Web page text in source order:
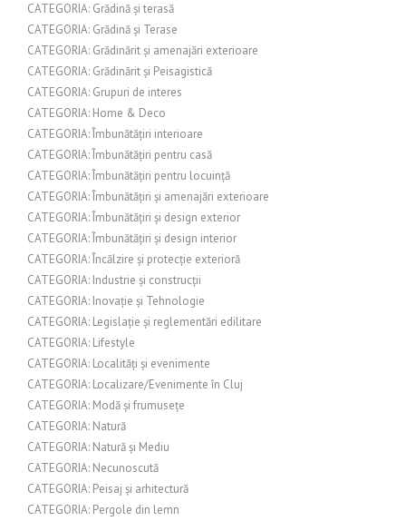
CATEGORIA: Grădină și terasă
CATEGORIA: Grădină și Terase
CATEGORIA: Grădinărit și amenajări exterioare
CATEGORIA: Grădinărit și Peisagistică
CATEGORIA: Grupuri de interes
CATEGORIA: Home & Deco
CATEGORIA: Îmbunătățiri interioare
CATEGORIA: Îmbunătățiri pentru casă
CATEGORIA: Îmbunătățiri pentru locuință
CATEGORIA: Îmbunătățiri și amenajări exterioare
CATEGORIA: Îmbunătățiri și design exterior
CATEGORIA: Îmbunătățiri și design interior
CATEGORIA: Încălzire și protecție exterioră
CATEGORIA: Industrie și construcții
CATEGORIA: Inovație și Tehnologie
CATEGORIA: Legislație și reglementări edilitare
CATEGORIA: Lifestyle
CATEGORIA: Localități și evenimente
CATEGORIA: Localizare/Evenimente în Cluj
CATEGORIA: Modă și frumusețe
CATEGORIA: Natură
CATEGORIA: Natură și Mediu
CATEGORIA: Necunoscută
CATEGORIA: Peisaj și arhitectură
CATEGORIA: Pergole din lemn